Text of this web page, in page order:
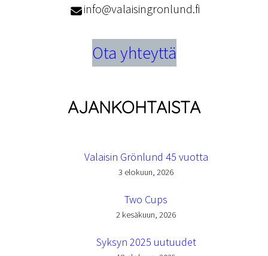
info@valaisingronlund.fi
Ota yhteyttä
AJANKOHTAISTA
Valaisin Grönlund 45 vuotta
3 elokuun, 2026
Two Cups
2 kesäkuun, 2026
Syksyn 2025 uutuudet